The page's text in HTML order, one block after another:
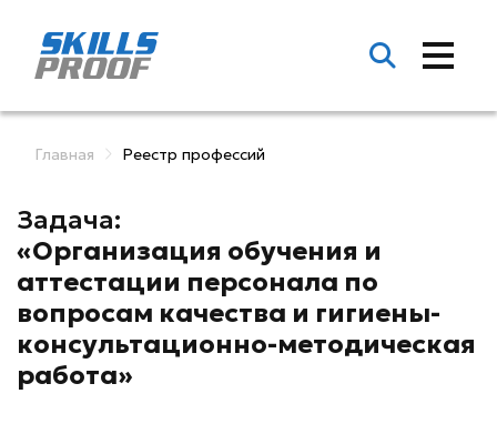
Главная Реестр профессий
Задача:
«Организация обучения и
аттестации персонала по
вопросам качества и гигиены-
консультационно-методическая
работа»